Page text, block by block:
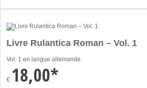
Livre Rulantica Roman – Vol. 1
Vol. 1 en langue allemande
€ 18,00*